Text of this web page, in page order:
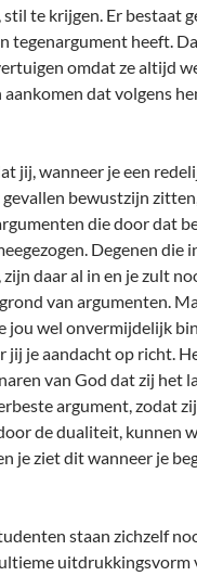
te krijgen. Er bestaat
tegenargument heeft.
omdat ze altijd
dat volgens
jij, wanneer je een
gevallen bewustzijn
die door dat
Degenen die
daar al in en je zult
van argumenten.
jou wel onvermijdelijk
jij je aandacht op richt.
van God dat zij het
argument, zodat
de dualiteit, kunnen
je ziet dit wanneer je
staan zichzelf
uitdrukkingsvorm